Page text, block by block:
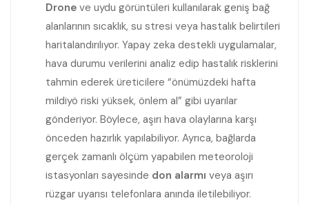
Drone ve uydu görüntüleri kullanılarak geniş bağ
alanlarının sıcaklık, su stresi veya hastalık belirtileri
haritalandırılıyor. Yapay zeka destekli uygulamalar,
hava durumu verilerini analiz edip hastalık risklerini
tahmin ederek üreticilere “önümüzdeki hafta
mildiyö riski yüksek, önlem al” gibi uyarılar
gönderiyor. Böylece, aşırı hava olaylarına karşı
önceden hazırlık yapılabiliyor. Ayrıca, bağlarda
gerçek zamanlı ölçüm yapabilen meteoroloji
istasyonları sayesinde don alarmı veya aşırı
rüzgar uyarısı telefonlara anında iletilebiliyor.